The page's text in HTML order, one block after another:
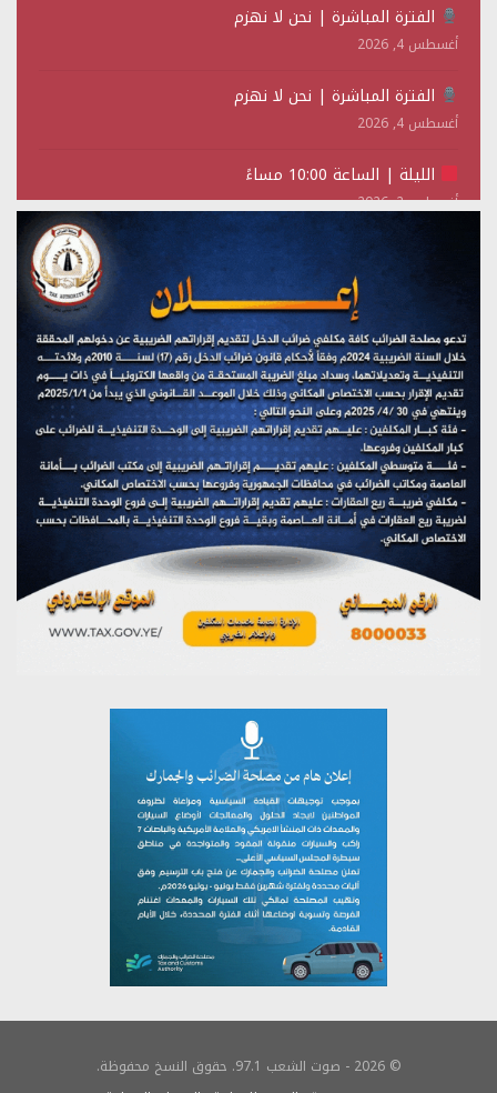
الفترة المباشرة | نحن لا نهزم
أغسطس 4, 2026
الفترة المباشرة | نحن لا نهزم
أغسطس 4, 2026
الليلة | الساعة 10:00 مساءً
أغسطس 2, 2026
تستمعون لبرنامج (حدث في مثل هذا اليوم)
(نحن لا نهزم) بث مباشر
يوليو 28, 2026
تستمعون لبرنامج (هندسة الوهم)
يوليو 28, 2026
مؤتمر صحفي لمركز عين الإنسانية حول جرائم تحالف العدوان
على اليمن
يوليو 27, 2026
© 2026 - صوت الشعب 97.1. حقوق النسخ محفوظة.